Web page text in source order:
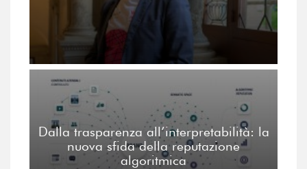
Dalla trasparenza all’interpretabilità: la
nuova sfida della reputazione
algoritmica